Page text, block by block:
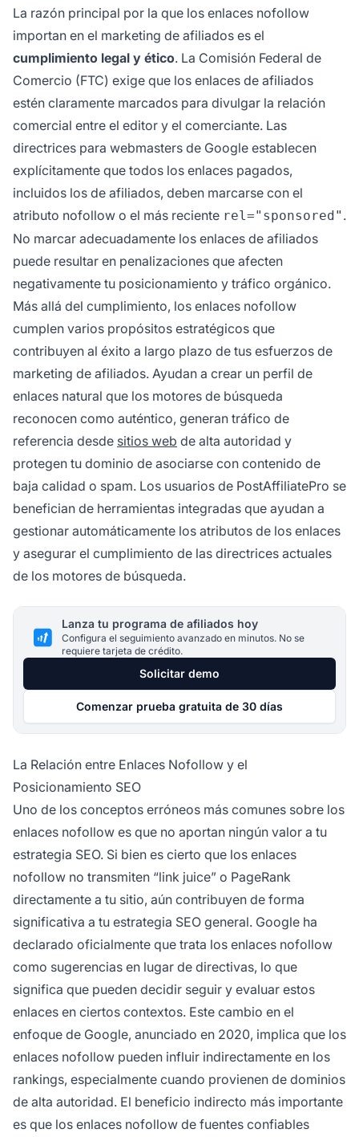
La razón principal por la que los enlaces nofollow
importan en el marketing de afiliados es el
cumplimiento legal y ético. La Comisión Federal de
Comercio (FTC) exige que los enlaces de afiliados
estén claramente marcados para divulgar la relación
comercial entre el editor y el comerciante. Las
directrices para webmasters de Google establecen
explícitamente que todos los enlaces pagados,
incluidos los de afiliados, deben marcarse con el
atributo nofollow o el más reciente rel="sponsored" .
No marcar adecuadamente los enlaces de afiliados
puede resultar en penalizaciones que afecten
negativamente tu posicionamiento y tráfico orgánico.
Más allá del cumplimiento, los enlaces nofollow
cumplen varios propósitos estratégicos que
contribuyen al éxito a largo plazo de tus esfuerzos de
marketing de afiliados. Ayudan a crear un perfil de
enlaces natural que los motores de búsqueda
reconocen como auténtico, generan tráfico de
referencia desde sitios web de alta autoridad y
protegen tu dominio de asociarse con contenido de
baja calidad o spam. Los usuarios de PostAffiliatePro se
benefician de herramientas integradas que ayudan a
gestionar automáticamente los atributos de los enlaces
y asegurar el cumplimiento de las directrices actuales
de los motores de búsqueda.
Lanza tu programa de afiliados hoy
Configura el seguimiento avanzado en minutos. No se
requiere tarjeta de crédito.
Solicitar demo
Comenzar prueba gratuita de 30 días
La Relación entre Enlaces Nofollow y el
Posicionamiento SEO
Uno de los conceptos erróneos más comunes sobre los
enlaces nofollow es que no aportan ningún valor a tu
estrategia SEO. Si bien es cierto que los enlaces
nofollow no transmiten “link juice” o PageRank
directamente a tu sitio, aún contribuyen de forma
significativa a tu estrategia SEO general. Google ha
declarado oficialmente que trata los enlaces nofollow
como sugerencias en lugar de directivas, lo que
significa que pueden decidir seguir y evaluar estos
enlaces en ciertos contextos. Este cambio en el
enfoque de Google, anunciado en 2020, implica que los
enlaces nofollow pueden influir indirectamente en los
rankings, especialmente cuando provienen de dominios
de alta autoridad. El beneficio indirecto más importante
es que los enlaces nofollow de fuentes confiables